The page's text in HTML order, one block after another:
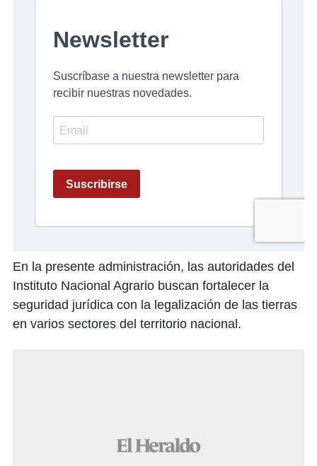
En la presente administración, las autoridades del
Instituto Nacional Agrario buscan fortalecer la
seguridad jurídica con la legalización de las tierras
en varios sectores del territorio nacional.